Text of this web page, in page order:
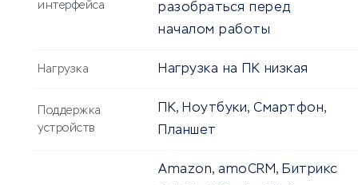
интерфейса
разобраться перед
началом работы
Нагрузка Нагрузка на ПК низкая
Поддержка
устройств
ПК, Ноутбуки, Смартфон,
Планшет
Amazon, amoCRM, Битрикс